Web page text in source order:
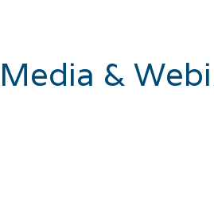
&